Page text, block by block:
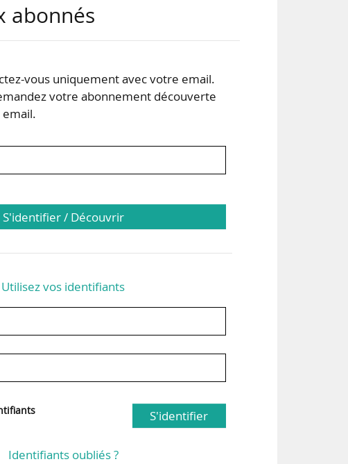
plus de
abonnés
vous uniquement avec votre email.
votre abonnement découverte
email.
S'identifier / Découvrir
Utilisez vos identifiants
S'identifier
Identifiants oubliés ?